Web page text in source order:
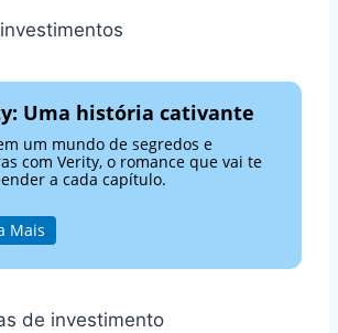
Uma história cativante
um mundo de segredos e
com Verity, o romance que vai te
a cada capítulo.
Mais
de investimento